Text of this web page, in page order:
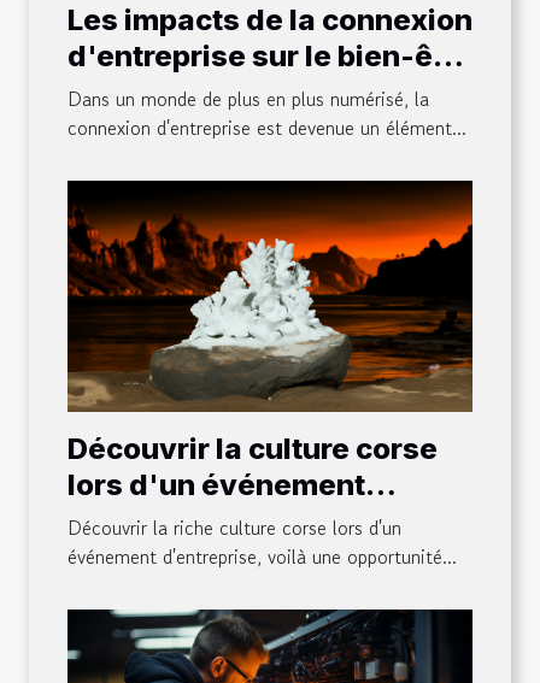
Les impacts de la connexion
d'entreprise sur le bien-être
des employés
Dans un monde de plus en plus numérisé, la
connexion d'entreprise est devenue un élément...
Découvrir la culture corse
lors d'un événement
d'entreprise
Découvrir la riche culture corse lors d'un
événement d'entreprise, voilà une opportunité...